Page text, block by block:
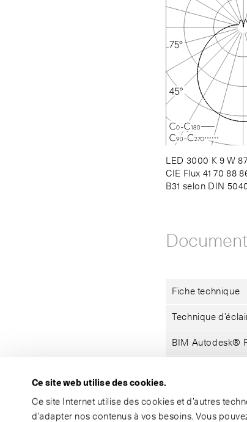
Ce site web utilise des cookies.
Ce site Internet utilise des cookies et d’autres
d’adapter nos contenus à vos besoins. Vous
LED 3000 K 9 W
CIE Flux 41 70 88
B31 selon DIN
Fiche technique
Technique
BIM Autodesk®